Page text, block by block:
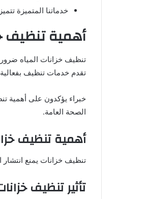
خدماتنا المتميزة
أهمية تنظيف
تنظيف خزانات المياه
تقدم خدمات تنظيف
خبراء يؤكدون على أهمية
الصحة العامة.
أهمية تنظيف
تنظيف خزانات يمنع انتشار
تأثير تنظيف